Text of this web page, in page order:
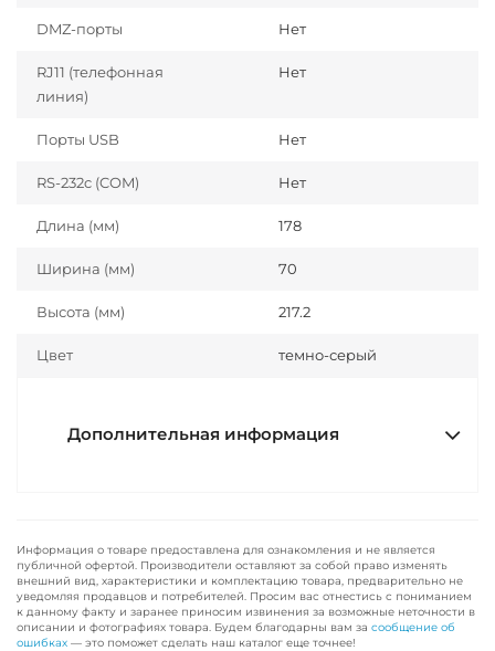
DMZ-порты Нет
RJ11 (телефонная
линия)
Нет
Порты USB Нет
RS-232c (COM) Нет
Длина (мм) 178
Ширина (мм) 70
Высота (мм) 217.2
Цвет темно-серый
Дополнительная информация
Информация о товаре предоставлена для ознакомления и не является
публичной офертой. Производители оставляют за собой право изменять
внешний вид, характеристики и комплектацию товара, предварительно не
уведомляя продавцов и потребителей. Просим вас отнестись с пониманием
к данному факту и заранее приносим извинения за возможные неточности в
описании и фотографиях товара. Будем благодарны вам за сообщение об
ошибках — это поможет сделать наш каталог еще точнее!